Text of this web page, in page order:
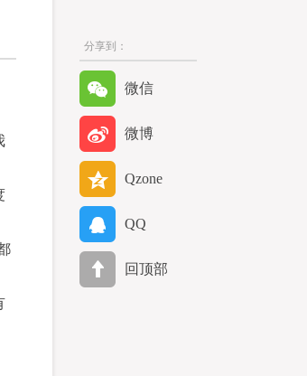
分享到：
微信
微博
Qzone
QQ
回顶部